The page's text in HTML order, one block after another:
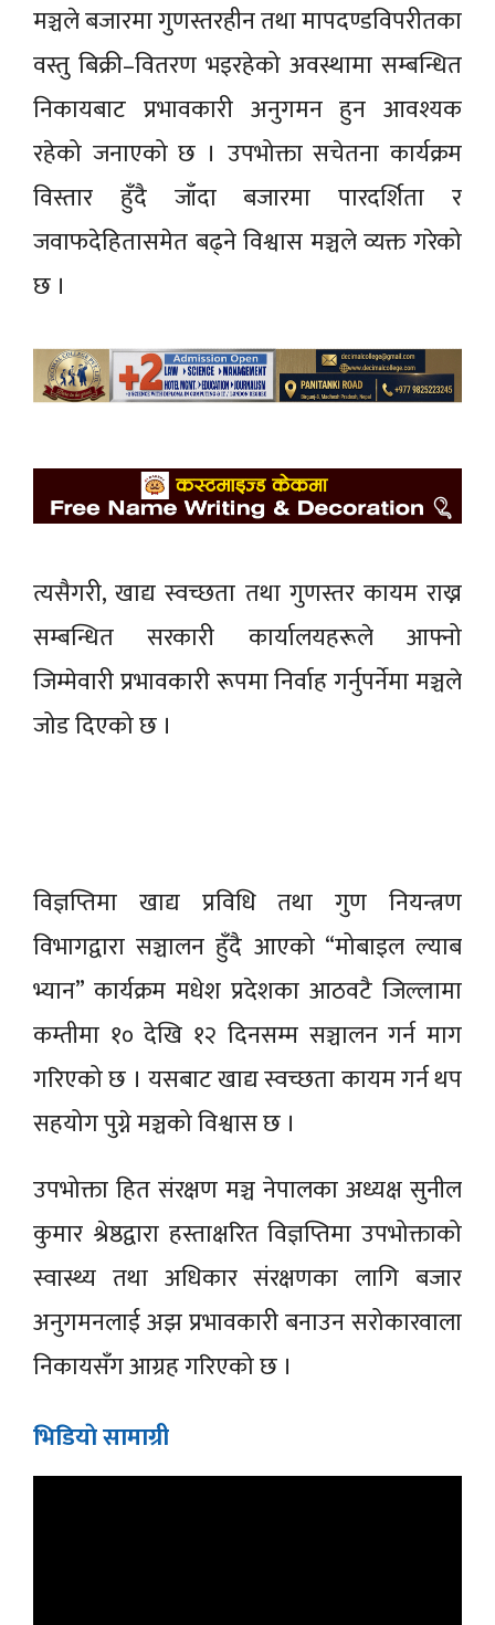
मञ्चले बजारमा गुणस्तरहीन तथा मापदण्डविपरीतका
वस्तु बिक्री–वितरण भइरहेको अवस्थामा सम्बन्धित
निकायबाट प्रभावकारी अनुगमन हुन आवश्यक
रहेको जनाएको छ । उपभोक्ता सचेतना कार्यक्रम
विस्तार हुँदै जाँदा बजारमा पारदर्शिता र
जवाफदेहितासमेत बढ्ने विश्वास मञ्चले व्यक्त गरेको
छ ।
त्यसैगरी, खाद्य स्वच्छता तथा गुणस्तर कायम राख्न
सम्बन्धित सरकारी कार्यालयहरूले आफ्नो
जिम्मेवारी प्रभावकारी रूपमा निर्वाह गर्नुपर्नेमा मञ्चले
जोड दिएको छ ।
विज्ञप्तिमा खाद्य प्रविधि तथा गुण नियन्त्रण
विभागद्वारा सञ्चालन हुँदै आएको “मोबाइल ल्याब
भ्यान” कार्यक्रम मधेश प्रदेशका आठवटै जिल्लामा
कम्तीमा १० देखि १२ दिनसम्म सञ्चालन गर्न माग
गरिएको छ । यसबाट खाद्य स्वच्छता कायम गर्न थप
सहयोग पुग्ने मञ्चको विश्वास छ ।
उपभोक्ता हित संरक्षण मञ्च नेपालका अध्यक्ष सुनील
कुमार श्रेष्ठद्वारा हस्ताक्षरित विज्ञप्तिमा उपभोक्ताको
स्वास्थ्य तथा अधिकार संरक्षणका लागि बजार
अनुगमनलाई अझ प्रभावकारी बनाउन सरोकारवाला
निकायसँग आग्रह गरिएको छ ।
भिडियाे सामाग्री